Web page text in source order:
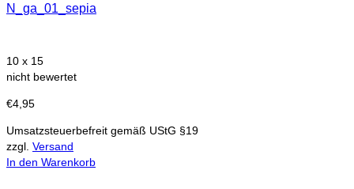
N_ga_01_sepia
10 x 15
nicht bewertet
€4,95
Umsatzsteuerbefreit gemäß UStG §19
zzgl. Versand
In den Warenkorb